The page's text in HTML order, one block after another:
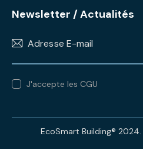
Newsletter / Actualités
J'accepte les CGU
EcoSmart Building®